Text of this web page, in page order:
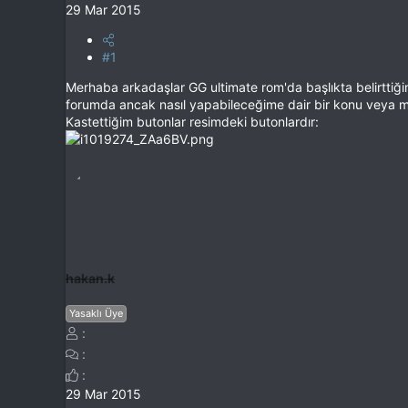
29 Mar 2015
#1
Merhaba arkadaşlar GG ultimate rom'da başlıkta
forumda ancak nasıl yapabileceğime dair bir konu veya
Kastettiğim butonlar resimdeki butonlardır:
hakan.k
Yasaklı Üye
29 Mar 2015